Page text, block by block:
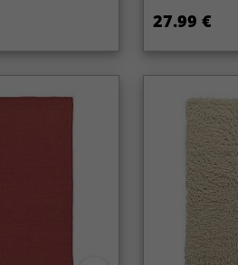
27.99 €